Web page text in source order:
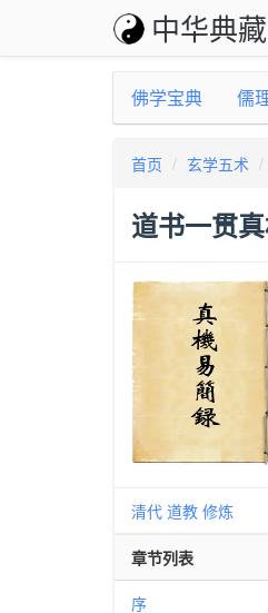
中华典藏
佛学宝典 儒
首页 玄学五术
道书一贯
清代 道教 修炼
章节列表
序